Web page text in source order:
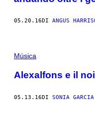
05.20.16DI ANGUS
Música
Alexalfons e il
05.13.16DI SONIA GARCIA